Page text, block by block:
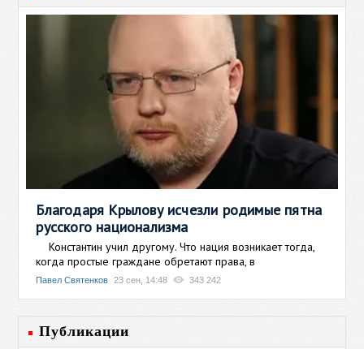
Благодаря Крылову исчезли родимые пятна
русского национализма
Константин учил другому. Что нация возникает тогда,
когда простые граждане обретают права, в
Павел Святенков 23 сен, 14:48 343 242
Публикации